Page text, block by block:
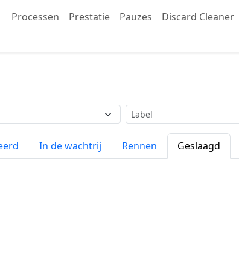
Processen Prestatie Pauzes Discard Cleaner
Label
In de wachtrij Rennen Geslaagd